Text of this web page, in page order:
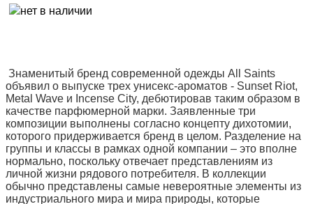
Знаменитый бренд современной одежды All Saints
объявил о выпуске трех унисекс-ароматов - Sunset Riot,
Metal Wave и Incense City, дебютировав таким образом в
качестве парфюмерной марки. Заявленные три
композиции выполнены согласно концепту дихотомии,
которого придерживается бренд в целом. Разделение на
группы и классы в рамках одной компании – это вполне
нормально, поскольку отвечает представлениям из
личной жизни рядового потребителя. В коллекции
обычно представлены самые невероятные элементы из
индустриального мира и мира природы, которые